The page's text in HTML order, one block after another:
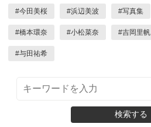
#今田美桜 #浜辺美波 #写真集
#橋本環奈 #小松菜奈 #吉岡里帆
#与田祐希
検索する